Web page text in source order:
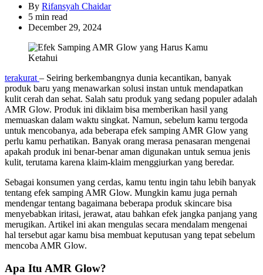
By Rifansyah Chaidar
Estimated
read
5 min read
December 29, 2024
terakurat – Seiring berkembangnya dunia kecantikan, banyak
produk baru yang menawarkan solusi instan untuk mendapatkan
kulit cerah dan sehat. Salah satu produk yang sedang populer adalah
AMR Glow. Produk ini diklaim bisa memberikan hasil yang
memuaskan dalam waktu singkat. Namun, sebelum kamu tergoda
untuk mencobanya, ada beberapa efek samping AMR Glow yang
perlu kamu perhatikan. Banyak orang merasa penasaran mengenai
apakah produk ini benar-benar aman digunakan untuk semua jenis
kulit, terutama karena klaim-klaim menggiurkan yang beredar.
Sebagai konsumen yang cerdas, kamu tentu ingin tahu lebih banyak
tentang efek samping AMR Glow. Mungkin kamu juga pernah
mendengar tentang bagaimana beberapa produk skincare bisa
menyebabkan iritasi, jerawat, atau bahkan efek jangka panjang yang
merugikan. Artikel ini akan mengulas secara mendalam mengenai
hal tersebut agar kamu bisa membuat keputusan yang tepat sebelum
mencoba AMR Glow.
Apa Itu AMR Glow?